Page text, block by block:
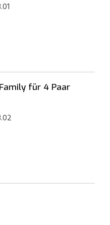
für 4 Paar